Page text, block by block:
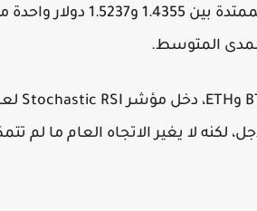
كما تمثل المنطقة
المتوسط.
لكنه لا يغير الاتجاه العام ما